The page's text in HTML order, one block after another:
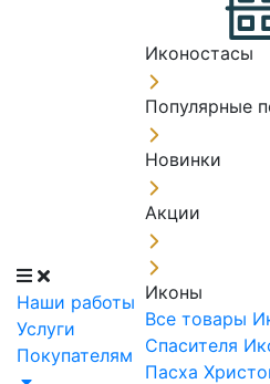
Наши работы
Услуги
Покупателям
Иконостасы
Популярные
Новинки
Акции
Иконы
Все товары
Спасителя
Пасха